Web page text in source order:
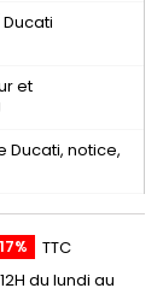
et
Ducati, notice,
TTC
du lundi au